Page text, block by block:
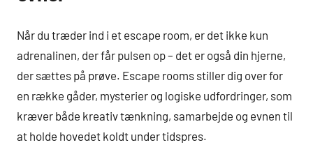
Når du træder ind i et escape room, er det ikke kun
adrenalinen, der får pulsen op – det er også din hjerne,
der sættes på prøve. Escape rooms stiller dig over for
en række gåder, mysterier og logiske udfordringer, som
kræver både kreativ tænkning, samarbejde og evnen til
at holde hovedet koldt under tidspres.